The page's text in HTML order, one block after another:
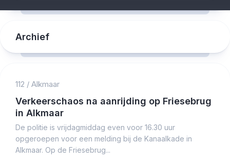
Archief
112 / Alkmaar
Verkeerschaos na aanrijding op Friesebrug
in Alkmaar
De politie is vrijdagmiddag even voor 16.30 uur
opgeroepen voor een melding bij de Kanaalkade in
Alkmaar. Op de Friesebrug...